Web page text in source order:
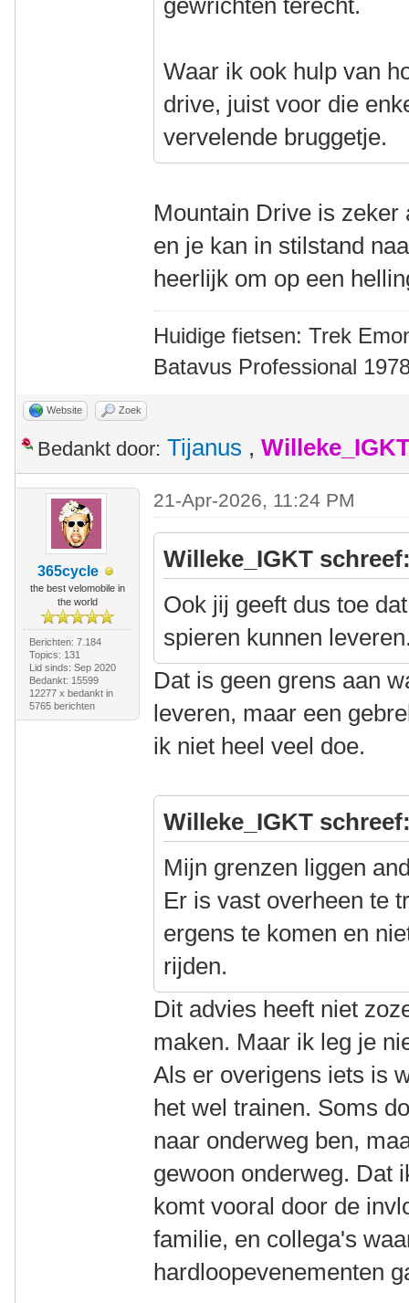
gewrichten terecht.
Waar ik ook hulp van
drive, juist voor die
vervelende bruggetje.
Mountain Drive is
en je kan in stilstand
heerlijk om op een
Huidige fietsen: Trek
Batavus Professional
Website Zoek
Bedankt door: Tijanus ,
365cycle
the best velomobile in
the world
Berichten: 7.184
Topics: 131
Lid sinds: Sep 2020
Bedankt: 15599
12277 x bedankt in
5765 berichten
21-Apr-2026, 11:24 PM
Willeke_IGKT
Ook jij geeft dus toe
spieren kunnen
Dat is geen grens aan
leveren, maar een
ik niet heel veel doe.
Willeke_IGKT
Mijn grenzen liggen
Er is vast overheen te
ergens te komen en
rijden.
Dit advies heeft niet
maken. Maar ik leg je
Als er overigens iets is
het wel trainen. Soms
naar onderweg ben,
gewoon onderweg. Dat
komt vooral door de
familie, en collega's
hardloopevenementen